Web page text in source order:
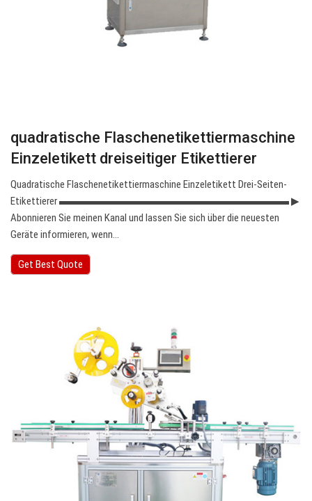
quadratische Flaschenetikettiermaschine
Einzeletikett dreiseitiger Etikettierer
Quadratische Flaschenetikettiermaschine Einzeletikett Drei-Seiten-
Etikettierer ▬▬▬▬▬▬▬▬▬▬▬▬▬▬▬▬▬▬▬▬▬▬ ▶ ︎
Abonnieren Sie meinen Kanal und lassen Sie sich über die neuesten
Geräte informieren, wenn…
Get Best Quote